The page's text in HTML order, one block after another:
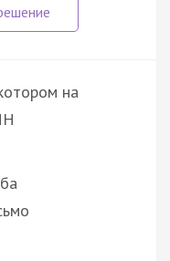
на